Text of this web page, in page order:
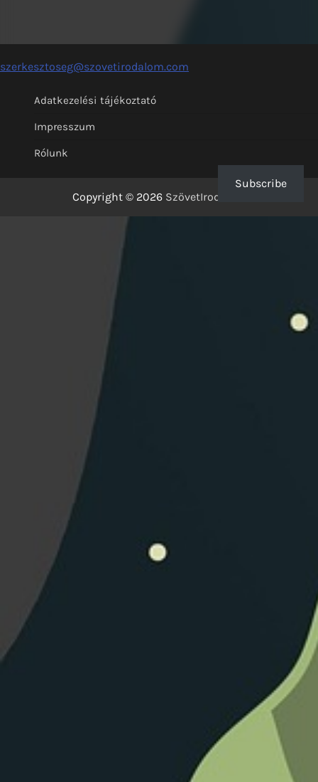
szerkesztoseg@szovetirodalom.com
Adatkezelési tájékoztató
Impresszum
Rólunk
Copyright © 2026 SzövetIrodalom
Subscribe